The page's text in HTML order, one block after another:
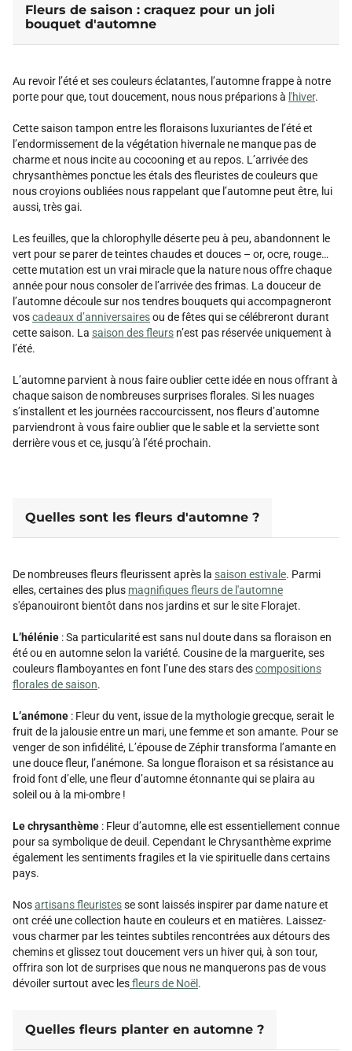
Fleurs de saison : craquez pour un joli
bouquet d'automne
Au revoir l’été et ses couleurs éclatantes, l’automne frappe à notre
porte pour que, tout doucement, nous nous préparions à l'hiver.
Cette saison tampon entre les floraisons luxuriantes de l’été et
l’endormissement de la végétation hivernale ne manque pas de
charme et nous incite au cocooning et au repos. L’arrivée des
chrysanthèmes ponctue les étals des fleuristes de couleurs que
nous croyions oubliées nous rappelant que l’automne peut être, lui
aussi, très gai.
Les feuilles, que la chlorophylle déserte peu à peu, abandonnent le
vert pour se parer de teintes chaudes et douces – or, ocre, rouge…
cette mutation est un vrai miracle que la nature nous offre chaque
année pour nous consoler de l’arrivée des frimas. La douceur de
l’automne découle sur nos tendres bouquets qui accompagneront
voscadeaux d’anniversairesou de fêtes qui se célébreront durant
cette saison. La saison des fleurs n’est pas réservée uniquement à
l’été.
L’automne parvient à nous faire oublier cette idée en nous offrant à
chaque saison de nombreuses surprises florales. Si les nuages
s’installent et les journées raccourcissent, nos fleurs d’automne
parviendront à vous faire oublier que le sable et la serviette sont
derrière vous et ce, jusqu’à l’été prochain.
Quelles sont les fleurs d'automne ?
De nombreuses fleurs fleurissent après la saison estivale. Parmi
elles, certaines des plus magnifiques fleurs de l'automne
s'épanouiront bientôt dans nos jardins et sur le site Florajet.
L’hélénie : Sa particularité est sans nul doute dans sa floraison en
été ou en automne selon la variété. Cousine de la marguerite, ses
couleurs flamboyantes en font l’une des stars descompositions
florales de saison.
L’anémone : Fleur du vent, issue de la mythologie grecque, serait le
fruit de la jalousie entre un mari, une femme et son amante. Pour se
venger de son infidélité, L’épouse de Zéphir transforma l’amante en
une douce fleur, l’anémone. Sa longue floraison et sa résistance au
froid font d’elle, une fleur d’automne étonnante qui se plaira au
soleil ou à la mi-ombre !
Le chrysanthème : Fleur d’automne, elle est essentiellement connue
pour sa symbolique de deuil. Cependant le Chrysanthème exprime
également les sentiments fragiles et la vie spirituelle dans certains
pays.
Nosartisans fleuristesse sont laissés inspirer par dame nature et
ont créé une collection haute en couleurs et en matières. Laissez-
vous charmer par les teintes subtiles rencontrées aux détours des
chemins et glissez tout doucement vers un hiver qui, à son tour,
offrira son lot de surprises que nous ne manquerons pas de vous
dévoiler surtout avec lesfleurs de Noël .
Quelles fleurs planter en automne ?